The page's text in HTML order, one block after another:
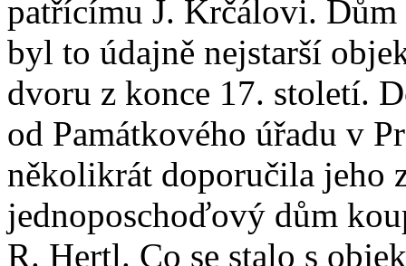
patřícímu J. Krčálovi. Dům
byl to údajně nejstarší
dvoru z konce 17. století.
od Památkového úřadu v
několikrát doporučila jeho
jednoposchoďový dům
R. Hertl. Co se stalo s